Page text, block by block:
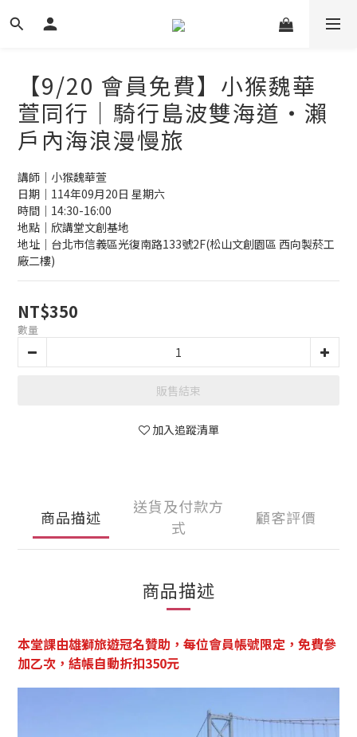
【9/20 會員免費】小猴魏華
萱同行｜騎行島波雙海道・瀨
戶內海浪漫慢旅
講師｜小猴魏華萱
日期｜114年09月20日 星期六
時間｜14:30-16:00
地點｜欣講堂文創基地
地址｜台北市信義區光復南路133號2F(松山文創園區 西向製菸工
廠二樓)
NT$350
數量
販售結束
加入追蹤清單
商品描述
送貨及付款方
式
顧客評價
商品描述
本堂課由雄獅旅遊冠名贊助， 每位會員帳號限定，免費參
加乙次，結帳自動折扣350元